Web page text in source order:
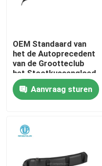
Huis
OEM Standaard van
het de Autoprecedent
van de Grootteclub
het Stootkussengloed
Aanvraag sturen